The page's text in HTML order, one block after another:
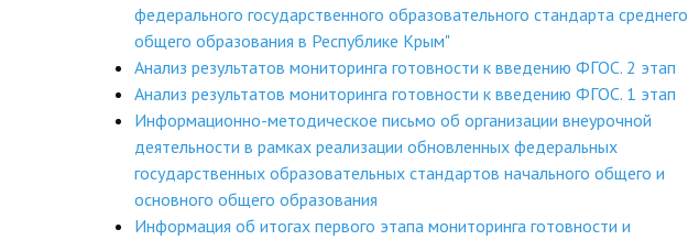
федерального государственного образовательного стандарта среднего
общего образования в Республике Крым"
Анализ результатов мониторинга готовности к введению ФГОС. 2 этап
Анализ результатов мониторинга готовности к введению ФГОС. 1 этап
Информационно-методическое письмо об организации внеурочной
деятельности в рамках реализации обновленных федеральных
государственных образовательных стандартов начального общего и
основного общего образования
Информация об итогах первого этапа мониторинга готовности и